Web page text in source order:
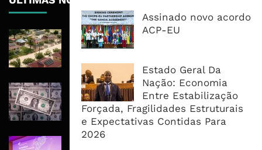
Assinado novo acordo
ACP-EU
Estado Geral Da
Nação: Economia
Entre Estabilização
Forçada, Fragilidades Estruturais
e Expectativas Contidas Para
2026
Mozambique LNG Mobiliza 28 Mil
Kits Solares Para Impulsionar Auto-
Emprego Juvenil em Cabo Delgado
Dólar Perto de Mínimo de Dois
Meses Com Inflação dos EUA a
Dominar Semana Cambial